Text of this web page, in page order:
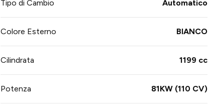
Tipo di Cambio Automatico
Colore Esterno BIANCO
Cilindrata 1199 cc
Potenza 81KW (110 CV)